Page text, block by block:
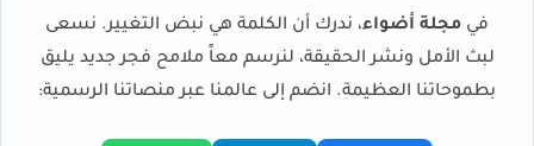
في مجلة أضواء، ندرك أن الكلمة هي نبض التغيير. نسعى
لبث الأمل ونشر الحقيقة، لنرسم معاً ملامح فجر جديد يليق
بطموحاتنا العظيمة. انضم إلى عالمنا عبر منصاتنا الرسمية: